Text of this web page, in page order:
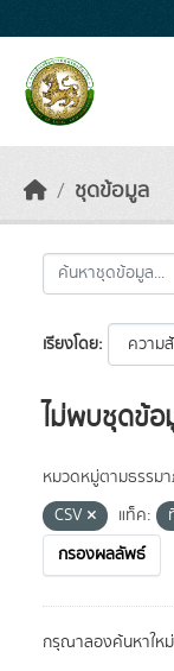
ชุดข้อมูล
เรียงโดย
ไม่พบชุดข้อ
หมวดหมู่ตามธรรม
CSV
แท็ค:
กรองผลลัพธ์
กรุณาลองค้นหาใหม่